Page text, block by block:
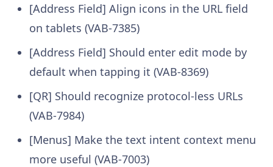
[Address Field] Align icons in the URL field
on tablets (VAB-7385)
[Address Field] Should enter edit mode by
default when tapping it (VAB-8369)
[QR] Should recognize protocol-less URLs
(VAB-7984)
[Menus] Make the text intent context menu
more useful (VAB-7003)